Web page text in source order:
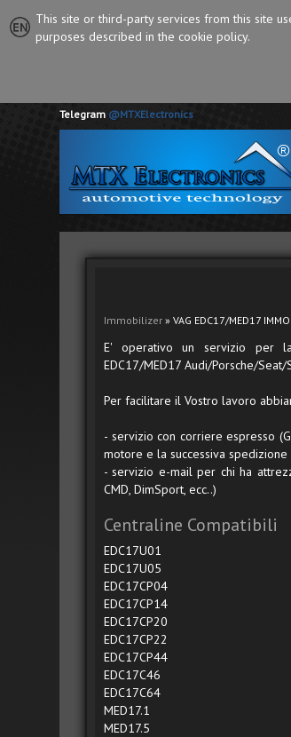
This site or third-party services from this site
purposes described in the cookie policy.
Telegram @MTXElectronics
Immobilizer » VAG EDC17/MED17
E' operativo un servizio per
EDC17/MED17 Audi/Porsche/
Per facilitare il Vostro lavoro
- servizio con corriere espresso
motore e la successiva
- servizio e-mail per chi ha
CMD, DimSport, ecc..)
Centraline Compatibili
EDC17U01
EDC17U05
EDC17CP04
EDC17CP14
EDC17CP20
EDC17CP22
EDC17CP44
EDC17C46
EDC17C64
MED17.1
MED17.5